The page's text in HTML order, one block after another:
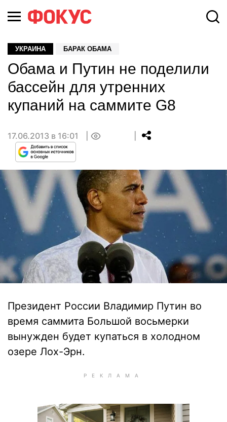
УКРАИНА БАРАК ОБАМА
Обама и Путин не поделили
бассейн для утренних
купаний на саммите G8
17.06.2013 в 16:01
Президент России Владимир Путин во
время саммита Большой восьмерки
вынужден будет купаться в холодном
озере Лох-Эрн.